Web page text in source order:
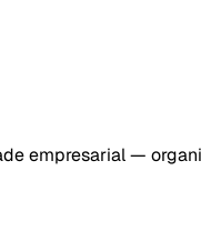
empresarial —